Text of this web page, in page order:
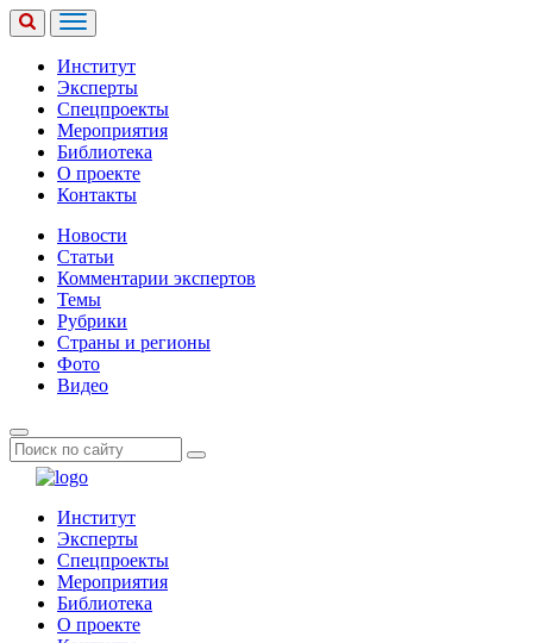
Институт
Эксперты
Спецпроекты
Мероприятия
Библиотека
О проекте
Контакты
Новости
Статьи
Комментарии экспертов
Темы
Рубрики
Страны и регионы
Фото
Видео
Институт
Эксперты
Спецпроекты
Мероприятия
Библиотека
О проекте